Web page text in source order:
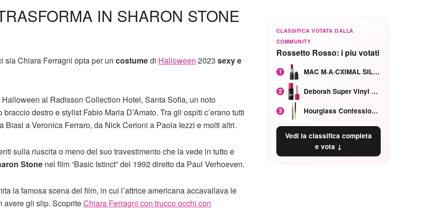
IN SHARON STONE
sia Chiara Ferragni opta per un costumedi Halloween 2023 sexy e
al Radisson Collection Hotel, Santa Sofia, un noto
destro e stylist Fabio Maria D’Amato. Tra gli ospiti c’erano tutti
a Veronica Ferraro, da Nick Cerioni a Paola Iezzi e molti altri.
sulla riuscita o meno del suo travestimento che la vede in tutto e
Stone nel film “Basic Istinct” del 1992 diretto da Paul Verhoeven.
la famosa scena del film, in cui l’attrice americana accavallava le
avere gli slip. ScopriteChiara Ferragni con trucco occhi con
CLASSIFICA VOTATA DALLA
COMMUNITY
Rossetto Rosso: i piu votati
1 MAC M·A·CXIMAL SILKY MATTE Red Rock mat
2 Deborah Super Vinyl Shake Rosa Ciliegia
3 Hourglass Confession Ricaricabile Ultra Preciso Ad Alta Intensità Secretly Classic Red
Vedi la classifica completa
e vota ↓